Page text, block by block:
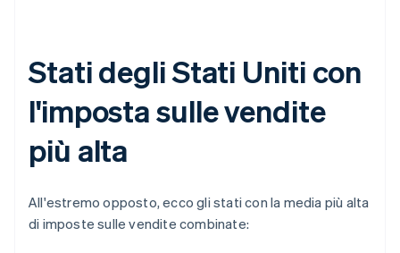
Stati degli Stati Uniti con
l'imposta sulle vendite
più alta
All'estremo opposto, ecco gli stati con la media più alta
di imposte sulle vendite combinate: